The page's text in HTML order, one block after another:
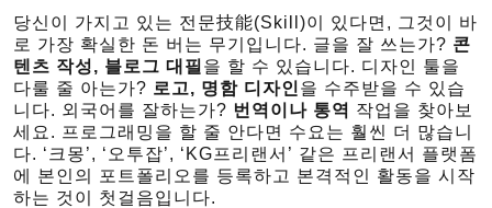
당신이 가지고 있는 전문技能(Skill)이 있다면, 그것이 바
로 가장 확실한 돈 버는 무기입니다. 글을 잘 쓰는가? 콘
텐츠 작성, 블로그 대필 을 할 수 있습니다. 디자인 툴을
다룰 줄 아는가? 로고, 명함 디자인 을 수주받을 수 있습
니다. 외국어를 잘하는가? 번역이나 통역 작업을 찾아보
세요. 프로그래밍을 할 줄 안다면 수요는 훨씬 더 많습니
다. ‘크몽’, ‘오투잡’, ‘KG프리랜서’ 같은 프리랜서 플랫폼
에 본인의 포트폴리오를 등록하고 본격적인 활동을 시작
하는 것이 첫걸음입니다.